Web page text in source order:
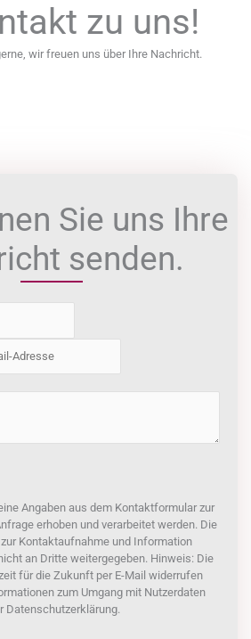
zu uns!
wir freuen uns über Ihre Nachricht.
Sie uns Ihre
senden.
Angaben aus dem Kontaktformular zur
erhoben und verarbeitet werden. Die
Kontaktaufnahme und Information
an Dritte weitergegeben. Hinweis: Die
für die Zukunft per E-Mail widerrufen
zum Umgang mit Nutzerdaten
Datenschutzerklärung.